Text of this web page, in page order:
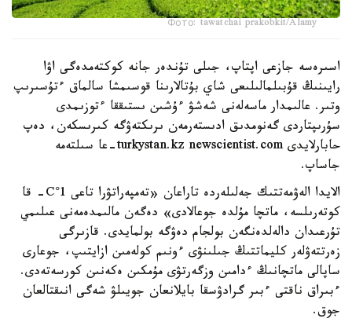
Фото: tawatchai prakobkit/Alamy
اسىرەسە جازعى اپتاپ، جىلى تۇندەر جانە كوكتەمدەگى اۋا
رايىنىڭ قۇبىلمالىلىعى شاي بۇتالارىنا قوسىمشا سالماق ءتۇسىرىپ
وتىر. عالىمدار ماسەلەنى شەشۋ ءۇشىن ىستىققا ءتوزىمدى
سۇرىپتاردى گەنومدىق ادىستەرمەن ىرىكتەۋگە كىرىسكەن، دەپ
حابارلايدى turkystan.kz newscientist.com-عا سىلتەمە
جاساپ.
الايدا الەۋمەتتىك جەلىلەردە تاراعان «تەمپەراتۋرا تاعى 1°C- قا
كوتەرىلسە، ماتچا مۇلدە جوعالادى» دەگەن مالىمدەمەنى عىلىمي
تۇرعىدان دالەلدەنگەن بولجام دەۋگە بولمايدى. قازىرگى
زەرتتەۋلەر كليماتتىڭ جىلىنۋى ءونىم كولەمىن ازايتىپ، جوعارى
ساپالى ماتچانىڭ ءدامىن وزگەرتۋى مۇمكىن ەكەنىن كورسەتەدى.
ءبىراق ناقتى ءبىر گرادۋسقا بايلانعان جويىلۋ شەگى انىقتالعان
جوق.